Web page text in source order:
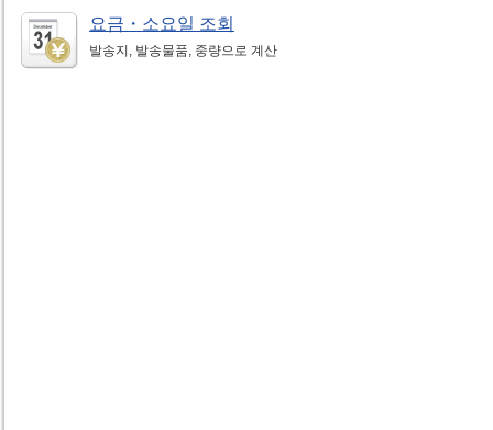
요금・소요일 조회
발송지, 발송물품, 중량으로 계산